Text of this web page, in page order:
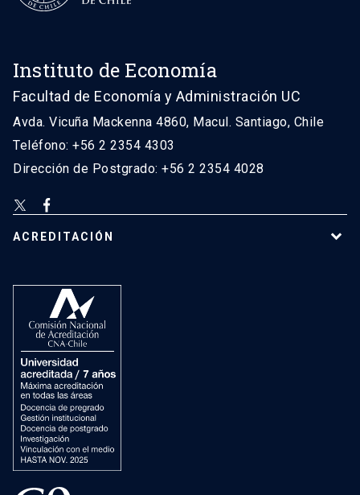
Instituto de Economía
Facultad de Economía y Administración UC
Avda. Vicuña Mackenna 4860, Macul. Santiago, Chile
Teléfono: +56 2 2354 4303
Dirección de Postgrado: +56 2 2354 4028
ACREDITACIÓN